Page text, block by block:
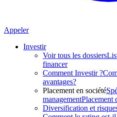
Appeler
Investir
Voir tous les dossiers
financer
Comment Investir ?
avantages?
Placement en société
managementPlacement
Diversification et